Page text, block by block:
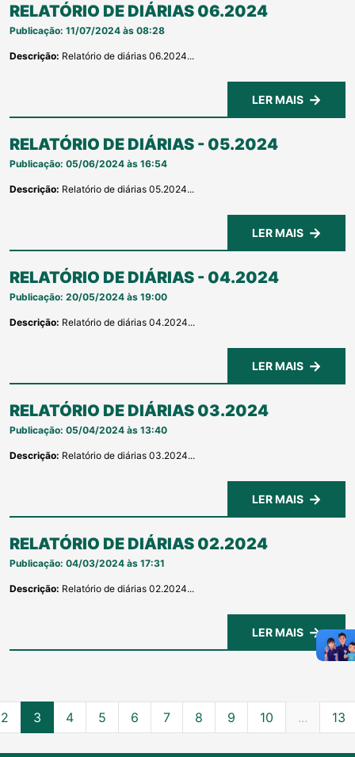
RELATÓRIO DE DIÁRIAS 06.2024
Publicação: 11/07/2024 às 08:28
Descrição: Relatório de diárias 06.2024...
LER MAIS
RELATÓRIO DE DIÁRIAS - 05.2024
Publicação: 05/06/2024 às 16:54
Descrição: Relatório de diárias 05.2024...
LER MAIS
RELATÓRIO DE DIÁRIAS - 04.2024
Publicação: 20/05/2024 às 19:00
Descrição: Relatório de diárias 04.2024...
LER MAIS
RELATÓRIO DE DIÁRIAS 03.2024
Publicação: 05/04/2024 às 13:40
Descrição: Relatório de diárias 03.2024...
LER MAIS
RELATÓRIO DE DIÁRIAS 02.2024
Publicação: 04/03/2024 às 17:31
Descrição: Relatório de diárias 02.2024...
LER MAIS
2 3 4 5 6 7 8 9 10 ... 13